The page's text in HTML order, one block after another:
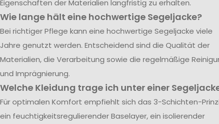
Eigenschaften der Materialien langfristig zu erhalten.
Wie lange hält eine hochwertige Segeljacke?
Bei richtiger Pflege kann eine hochwertige Segeljacke viele
Jahre genutzt werden. Entscheidend sind die Qualität der
Materialien, die Verarbeitung sowie die regelmäßige
und Imprägnierung.
Welche Kleidung trage ich unter einer
Für optimalen Komfort empfiehlt sich das 3-Schichten-
ein feuchtigkeitsregulierender Baselayer, ein isolierender